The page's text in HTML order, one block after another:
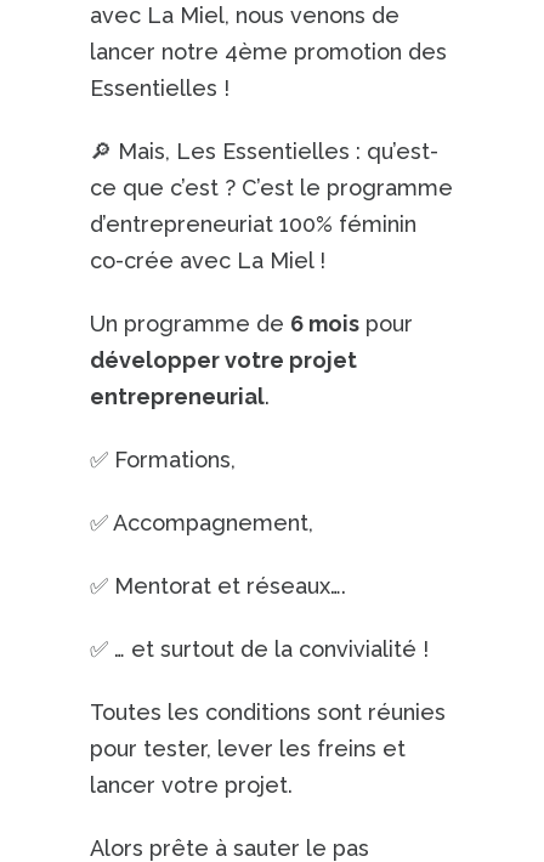
avec La Miel, nous venons de
lancer notre 4ème promotion des
Essentielles !
🔎 Mais, Les Essentielles : qu’est-
ce que c’est ? C’est le programme
d’entrepreneuriat 100% féminin
co-crée avec La Miel !
Un programme de 6 mois pour
développer votre projet
entrepreneurial.
✅ Formations,
✅ Accompagnement,
✅ Mentorat et réseaux….
✅ … et surtout de la convivialité !
Toutes les conditions sont réunies
pour tester, lever les freins et
lancer votre projet.
Alors prête à sauter le pas